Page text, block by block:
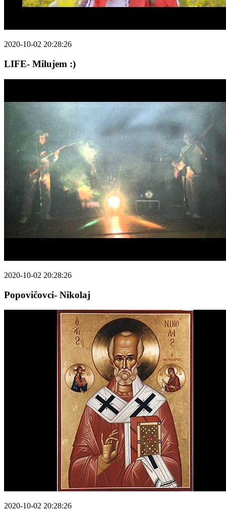
2020-10-02 20:28:26
LIFE- Milujem :)
2020-10-02 20:28:26
Popovičovci- Nikolaj
2020-10-02 20:28:26